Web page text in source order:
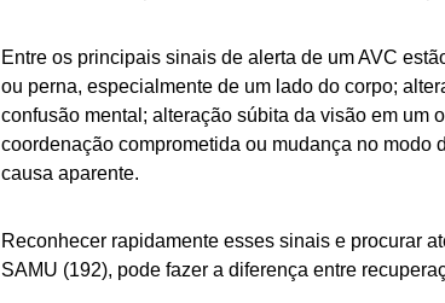
Entre os principais sinais de alerta de um AVC
ou perna, especialmente de um lado do corpo;
confusão mental; alteração súbita da visão em um
coordenação comprometida ou mudança no modo
causa aparente.
Reconhecer rapidamente esses sinais e procurar
SAMU (192), pode fazer a diferença entre